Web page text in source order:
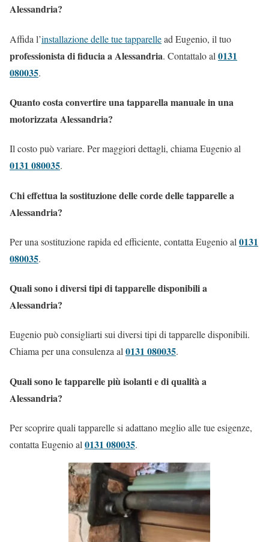
Alessandria?
Affida l’installazione delle tue tapparellead Eugenio, il tuo
professionista di fiducia a Alessandria. Contattalo al 0131
080035.
Quanto costa convertire una tapparella manuale in una
motorizzata Alessandria?
Il costo può variare. Per maggiori dettagli, chiama Eugenio al
0131 080035.
Chi effettua la sostituzione delle corde delle tapparelle a
Alessandria?
Per una sostituzione rapida ed efficiente, contatta Eugenio al 0131
080035.
Quali sono i diversi tipi di tapparelle disponibili a
Alessandria?
Eugenio può consigliarti sui diversi tipi di tapparelle disponibili.
Chiama per una consulenza al0131 080035.
Quali sono le tapparelle più isolanti e di qualità a
Alessandria?
Per scoprire quali tapparelle si adattano meglio alle tue esigenze,
contatta Eugenio al 0131 080035.